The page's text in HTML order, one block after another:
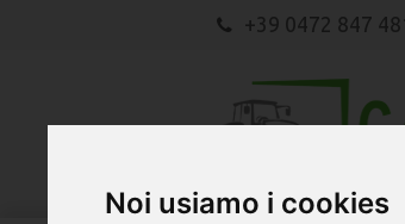
Noi usiamo i cookies
+39 0472 847